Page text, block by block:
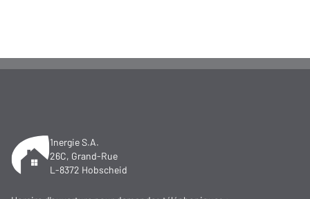
1nergie S.A.
26C, Grand-Rue
L-8372 Hobscheid